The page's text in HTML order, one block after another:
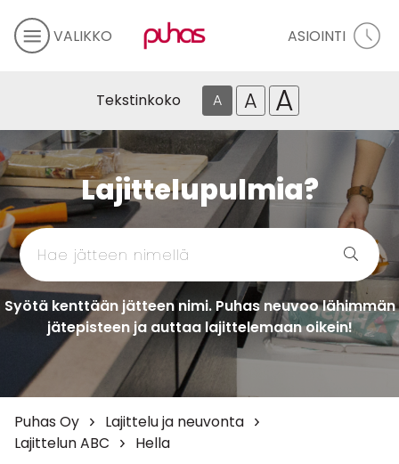
VALIKKO ASIOINTI
Tekstinkoko A A A
Lajittelupulmia?
Syötä kenttään jätteen nimi. Puhas neuvoo lähimmän
jätepisteen ja auttaa lajittelemaan oikein!
Puhas Oy
Lajittelu ja neuvonta
Lajittelun ABC
Hella